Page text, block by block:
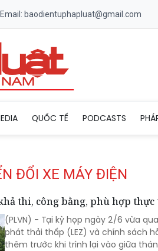
Email: baodientuphapluat@gmail.com
QUỐC TẾ PODCASTS
ĐỔI XE MÁY ĐIỆN
thi, công bằng, phù hợp thực
(PLVN) - Tại kỳ họp ngày 2/6 vừa
phát thải thấp (LEZ) và chính sách
thêm trước khi trình lại vào giữa